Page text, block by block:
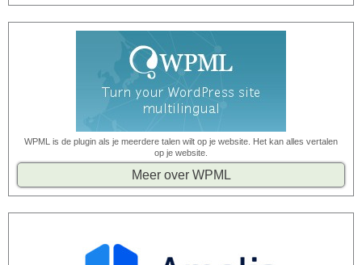
WPML is de plugin als je meerdere talen wilt op je website. Het kan alles vertalen
op je website.
Meer over WPML